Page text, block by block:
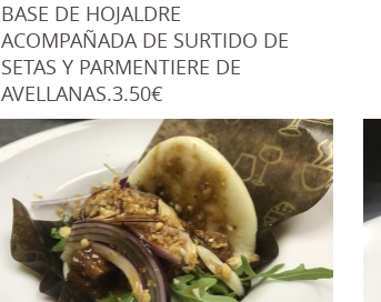
BASE DE HOJALDRE
ACOMPAÑADA DE SURTIDO DE
SETAS Y PARMENTIERE DE
AVELLANAS.3.50€